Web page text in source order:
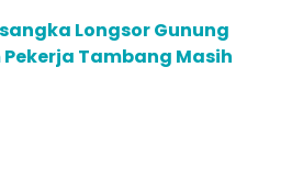
Longsor Gunung
Tambang Masih